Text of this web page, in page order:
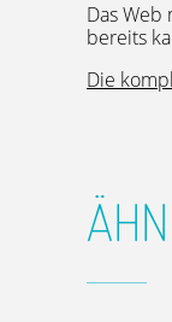
Das
bereits
Die